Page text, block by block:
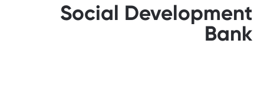
Social Development
Bank